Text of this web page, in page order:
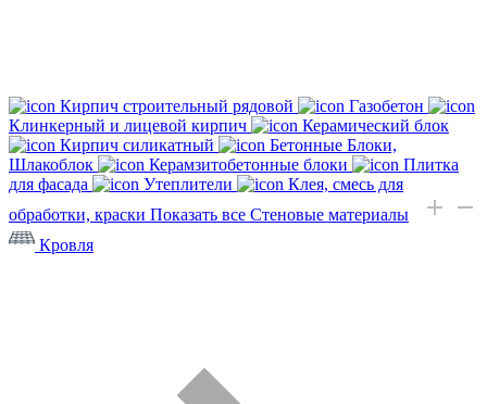
Кирпич строительный рядовой
Газобетон
Клинкерный и лицевой кирпич
Керамический блок
Кирпич силикатный
Бетонные Блоки,
Шлакоблок
Керамзитобетонные блоки
Плитка
для фасада
Утеплители
Клея, смесь для
обработки, краски Показать все Стеновые материалы
Кровля